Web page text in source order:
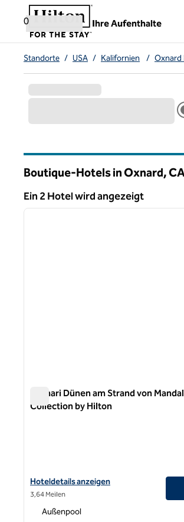
Weiter zum Inhalt
0
Ihre Aufenthalte
,öffnet neue Registerkarte
Standorte / USA / Kalifornien / Oxnard
Boutique-Hotels in Oxnard,
Ein 2 Hotel wird angezeigt
Ein 2 Hotel wird angezeigt
1 von 11
Zachari Dünen am Strand von
Collection by Hilton
Hoteldetails für Zachari Dünen am Strand
Hoteldetails anzeigen
3,64 Meilen
Außenpool